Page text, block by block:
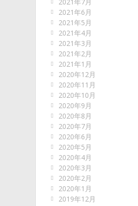
2021年6月
2021年5月
2021年4月
2021年3月
2021年2月
2021年1月
2020年12月
2020年11月
2020年10月
2020年9月
2020年8月
2020年7月
2020年6月
2020年5月
2020年4月
2020年3月
2020年2月
2020年1月
2019年12月